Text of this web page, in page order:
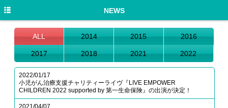
NEWS
ALL 2014 2015 2016
2017 2018 2021 2022
2022/01/17
小児がん治療支援チャリティーライヴ『LIVE EMPOWER
CHILDREN 2022 supported by 第一生命保険』の出演が決定！
2021/04/07
NEWS
PROFILE
LIVE/EVENT